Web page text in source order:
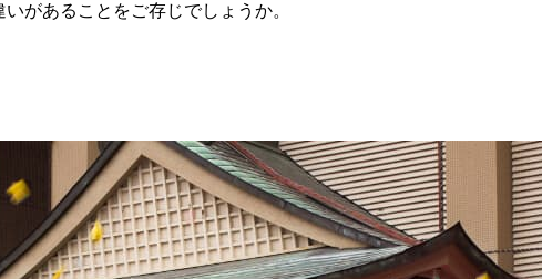
があることをご存じでしょうか。